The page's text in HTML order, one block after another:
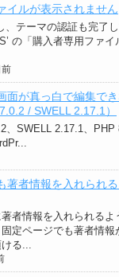
イルが表示されません
、テーマの認証も完了
の「購入者専用ファイ
面が真っ白で編集で
/ SWELL 2.17.1）
、SWELL 2.17.1、PHP
著者情報を入れられ
者情報を入れられるよ
定ページでも著者情報
る...